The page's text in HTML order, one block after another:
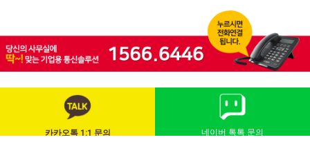
카카오톡 1:1 문의 네이버 톡톡 문의